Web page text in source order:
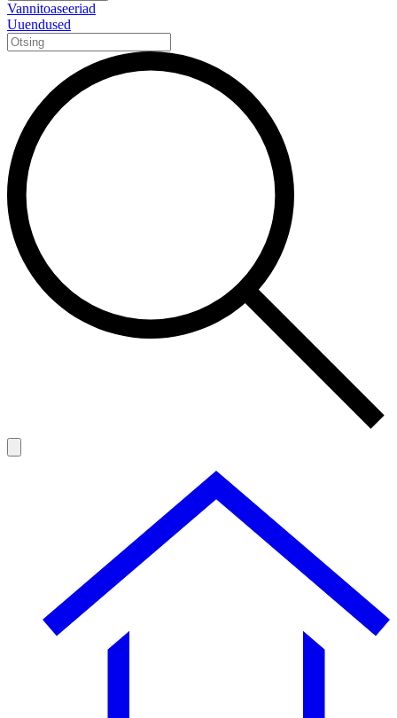
Vannitoaseeriad
Uuendused